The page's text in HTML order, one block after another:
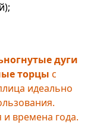
дуги
торцы с
идеально
времена года.